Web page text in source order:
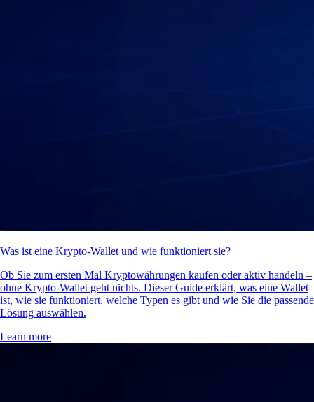
Was ist eine Krypto-Wallet und wie funktioniert sie?
Ob Sie zum ersten Mal Kryptowährungen kaufen oder aktiv handeln –
ohne Krypto-Wallet geht nichts. Dieser Guide erklärt, was eine Wallet
ist, wie sie funktioniert, welche Typen es gibt und wie Sie die passende
Lösung auswählen.
Learn more